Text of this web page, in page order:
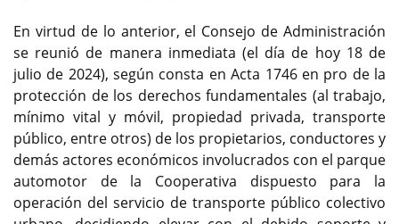
En virtud de lo anterior, el Consejo de Administración
se reunió de manera inmediata (el día de hoy 18 de
julio de 2024), según consta en Acta 1746 en pro de la
protección de los derechos fundamentales (al trabajo,
mínimo vital y móvil, propiedad privada, transporte
público, entre otros) de los propietarios, conductores y
demás actores económicos involucrados con el parque
automotor de la Cooperativa dispuesto para la
operación del servicio de transporte público colectivo